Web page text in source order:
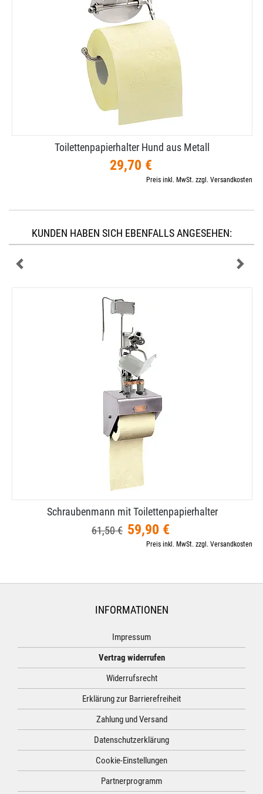
Toilettenpapierhalter Hund aus Metall
29,70 €
Preis inkl. MwSt. zzgl. Versandkosten
KUNDEN HABEN SICH EBENFALLS ANGESEHEN:
Schraubenmann mit Toilettenpapierhalter
61,50 € 59,90 €
Preis inkl. MwSt. zzgl. Versandkosten
INFORMATIONEN
Impressum
Vertrag widerrufen
Widerrufsrecht
Erklärung zur Barrierefreiheit
Zahlung und Versand
Datenschutzerklärung
Cookie-Einstellungen
Partnerprogramm